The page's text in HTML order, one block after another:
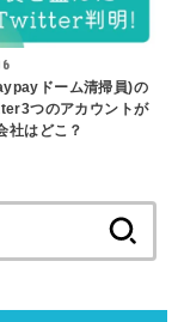
ドーム清掃員)の
つのアカウントが
社はどこ？